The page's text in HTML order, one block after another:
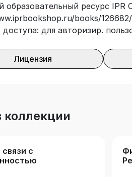
образовательный ресурс
books/
для авторизир.
Лицензия
коллекции
с